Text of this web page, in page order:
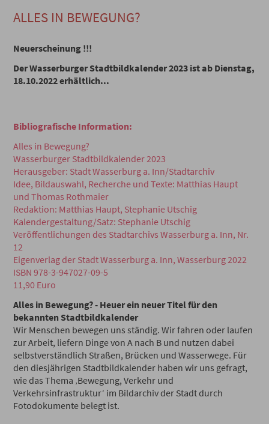
ALLES IN BEWEGUNG?
Neuerscheinung !!!
Der Wasserburger Stadtbildkalender 2023 ist ab Dienstag,
18.10.2022erhältlich...
Bibliografische Information:
Alles in Bewegung?
Wasserburger Stadtbildkalender 2023
Herausgeber: Stadt Wasserburg a. Inn/Stadtarchiv
Idee, Bildauswahl, Recherche und Texte: Matthias Haupt
und Thomas Rothmaier
Redaktion: Matthias Haupt, Stephanie Utschig
Kalendergestaltung/Satz: Stephanie Utschig
Veröffentlichungen des Stadtarchivs Wasserburg a. Inn, Nr.
12
Eigenverlag der Stadt Wasserburg a. Inn, Wasserburg 2022
ISBN 978-3-947027-09-5
11,90 Euro
Alles in Bewegung? - Heuer ein neuer Titel für den
bekannten Stadtbildkalender
Wir Menschen bewegen uns ständig. Wir fahren oder laufen
zur Arbeit, liefern Dinge von A nach B und nutzen dabei
selbstverständlich Straßen, Brücken und Wasserwege. Für
den diesjährigen Stadtbildkalender haben wir uns gefragt,
wie das Thema ‚Bewegung, Verkehr und
Verkehrsinfrastruktur‘ im Bildarchiv der Stadt durch
Fotodokumente belegt ist.